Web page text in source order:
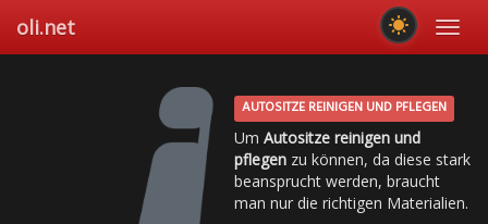
main
oli.net
AUTOSITZE REINIGEN UND PFLEGEN
Um Autositze reinigen und
pflegen zu können, da diese stark
beansprucht werden, braucht
man nur die richtigen Materialien.